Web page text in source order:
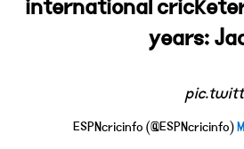
international
years: